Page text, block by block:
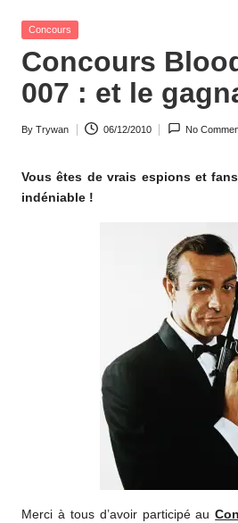
d
P
la
y.
o
Posted
Concours
Concours
007 : et le
Posted
By Trywan 06/12/2010 No
Vous êtes de vrais espions et
indéniable !
Merci à tous d’avoir participé au